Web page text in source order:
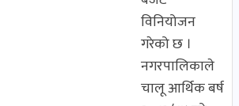
विनियोजन
गरेको छ ।
नगरपालिकाले
चालू आर्थिक बर्ष